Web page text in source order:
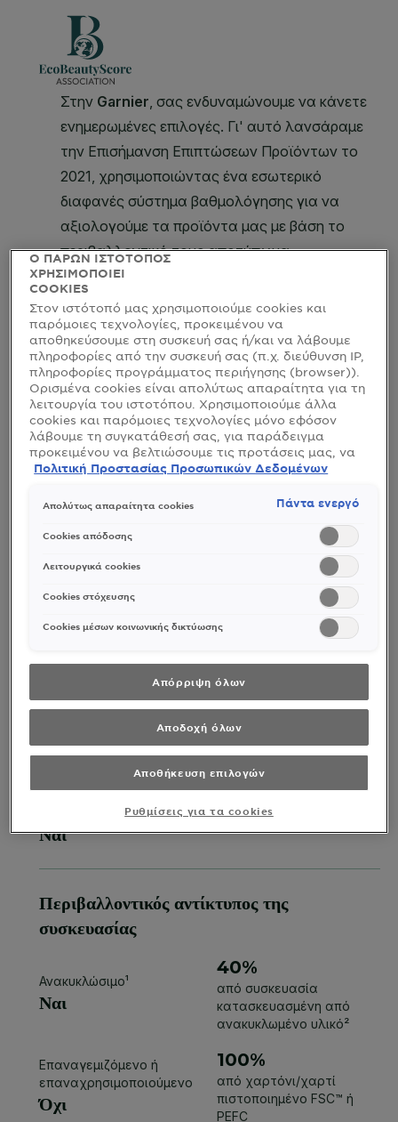
Ο ΠΑΡΩΝ ΙΣΤΟΤΟΠΟΣ
ΧΡΗΣΙΜΟΠΟΙΕΙ
COOKIES
Στον ιστότοπό μας χρησιμοποιούμε cookies και
παρόμοιες τεχνολογίες, προκειμένου να
αποθηκεύσουμε στη συσκευή σας ή/και να λάβουμε
πληροφορίες από την συσκευή σας (π.χ. διεύθυνση IP,
πληροφορίες προγράμματος περιήγησης (browser)).
Ορισμένα cookies είναι απολύτως απαραίτητα για τη
λειτουργία του ιστοτόπου. Χρησιμοποιούμε άλλα
cookies και παρόμοιες τεχνολογίες μόνο εφόσον
λάβουμε τη συγκατάθεσή σας, για παράδειγμα
προκειμένου να βελτιώσουμε τις προτάσεις μας, να
αναλύσουμε τη χρήση, να προσαρμόσουμε το
αναγνωρίσουμε τον browser/ τη συσκευή σας για τη
δημιουργία προφίλ με τα ενδιαφέροντά σας και να
σας δείχνουμε σχετικό διαφημιστικό περιεχόμενο σε
αποδεχθείτε cookies τα οποία δεν είναι απαραίτητα
(«Αποδοχή όλων»), να τα απορρίψετε («Απόρριψη
όλων») ή να ρυθμίσετε και να αποθηκεύσετε τις
επιλογές σας («Αποθήκευση επιλογών»). Μπορείτε
επίσης, ανά πάσα στιγμή, να ελέγξετε και να
ρυθμίσετε εκ νέου τις επιλογές σας (επιλέγοντας το
πληροφορίες μπορείτε να βρείτε στην
Πολιτική Προστασίας Προσωπικών Δεδομένων
Απολύτως απαραίτητα cookies Πάντα ενεργό
Cookies απόδοσης
Λειτουργικά cookies
Cookies στόχευσης
Cookies μέσων κοινωνικής δικτύωσης
Απόρριψη όλων
Αποδοχή όλων
Αποθήκευση επιλογών
Ρυθμίσεις για τα cookies